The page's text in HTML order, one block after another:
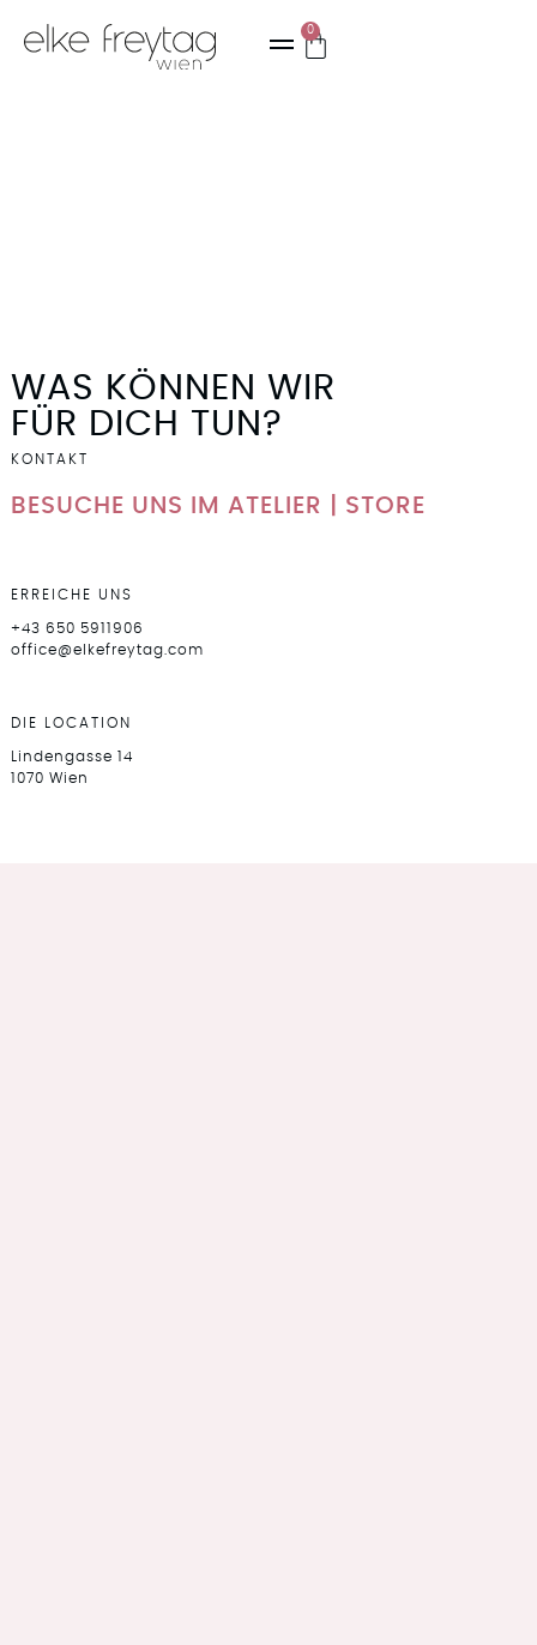
0
WAS KÖNNEN WIR
FÜR DICH TUN?
KONTAKT
BESUCHE UNS IM ATELIER | STORE
ERREICHE UNS
+43 650 5911906
office@elkefreytag.com
DIE LOCATION
Lindengasse 14
1070 Wien